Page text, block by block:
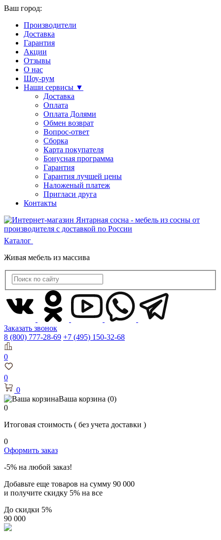
Ваш город:
Производители
Доставка
Гарантия
Акции
Отзывы
О нас
Шоу-рум
Наши сервисы ▼
Доставка
Оплата
Оплата Долями
Обмен возврат
Вопрос-ответ
Сборка
Карта покупателя
Бонусная программа
Гарантия
Гарантия лучшей цены
Наложеный платеж
Пригласи друга
Контакты
Каталог
Живая мебель из массива
Заказать звонок
8 (800) 777-28-69 +7 (495) 150-32-68
0
0
0
Ваша корзина (0)
0
Итоговая стоимость ( без учета доставки )
0
Оформить заказ
-5% на любой заказ!
Добавьте еще товаров на сумму 90 000
и получите скидку 5% на все
До скидки 5%
90 000